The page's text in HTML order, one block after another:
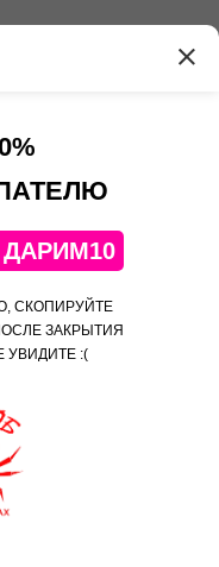
морепродуктов. Доставка
СКОПИРУЙТЕ
ЗАКРЫТИЯ
УВИДИТЕ :(